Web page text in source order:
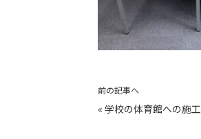
前の記事へ
« 学校の体育館への施工